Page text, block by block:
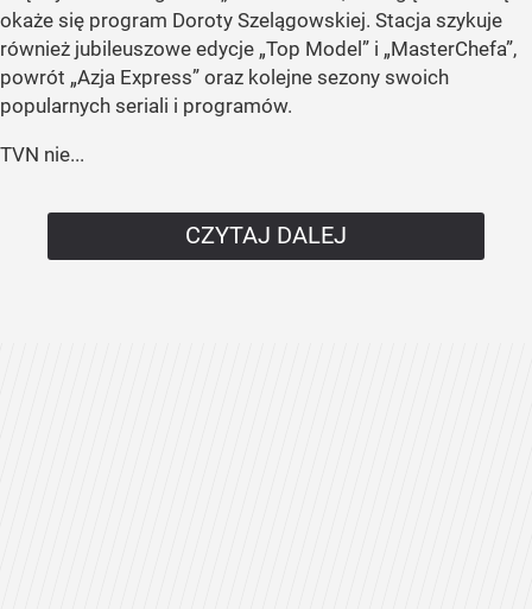
okaże się program Doroty Szelągowskiej. Stacja szykuje
również jubileuszowe edycje „Top Model” i „MasterChefa”,
powrót „Azja Express” oraz kolejne sezony swoich
popularnych seriali i programów.
TVN nie...
CZYTAJ DALEJ